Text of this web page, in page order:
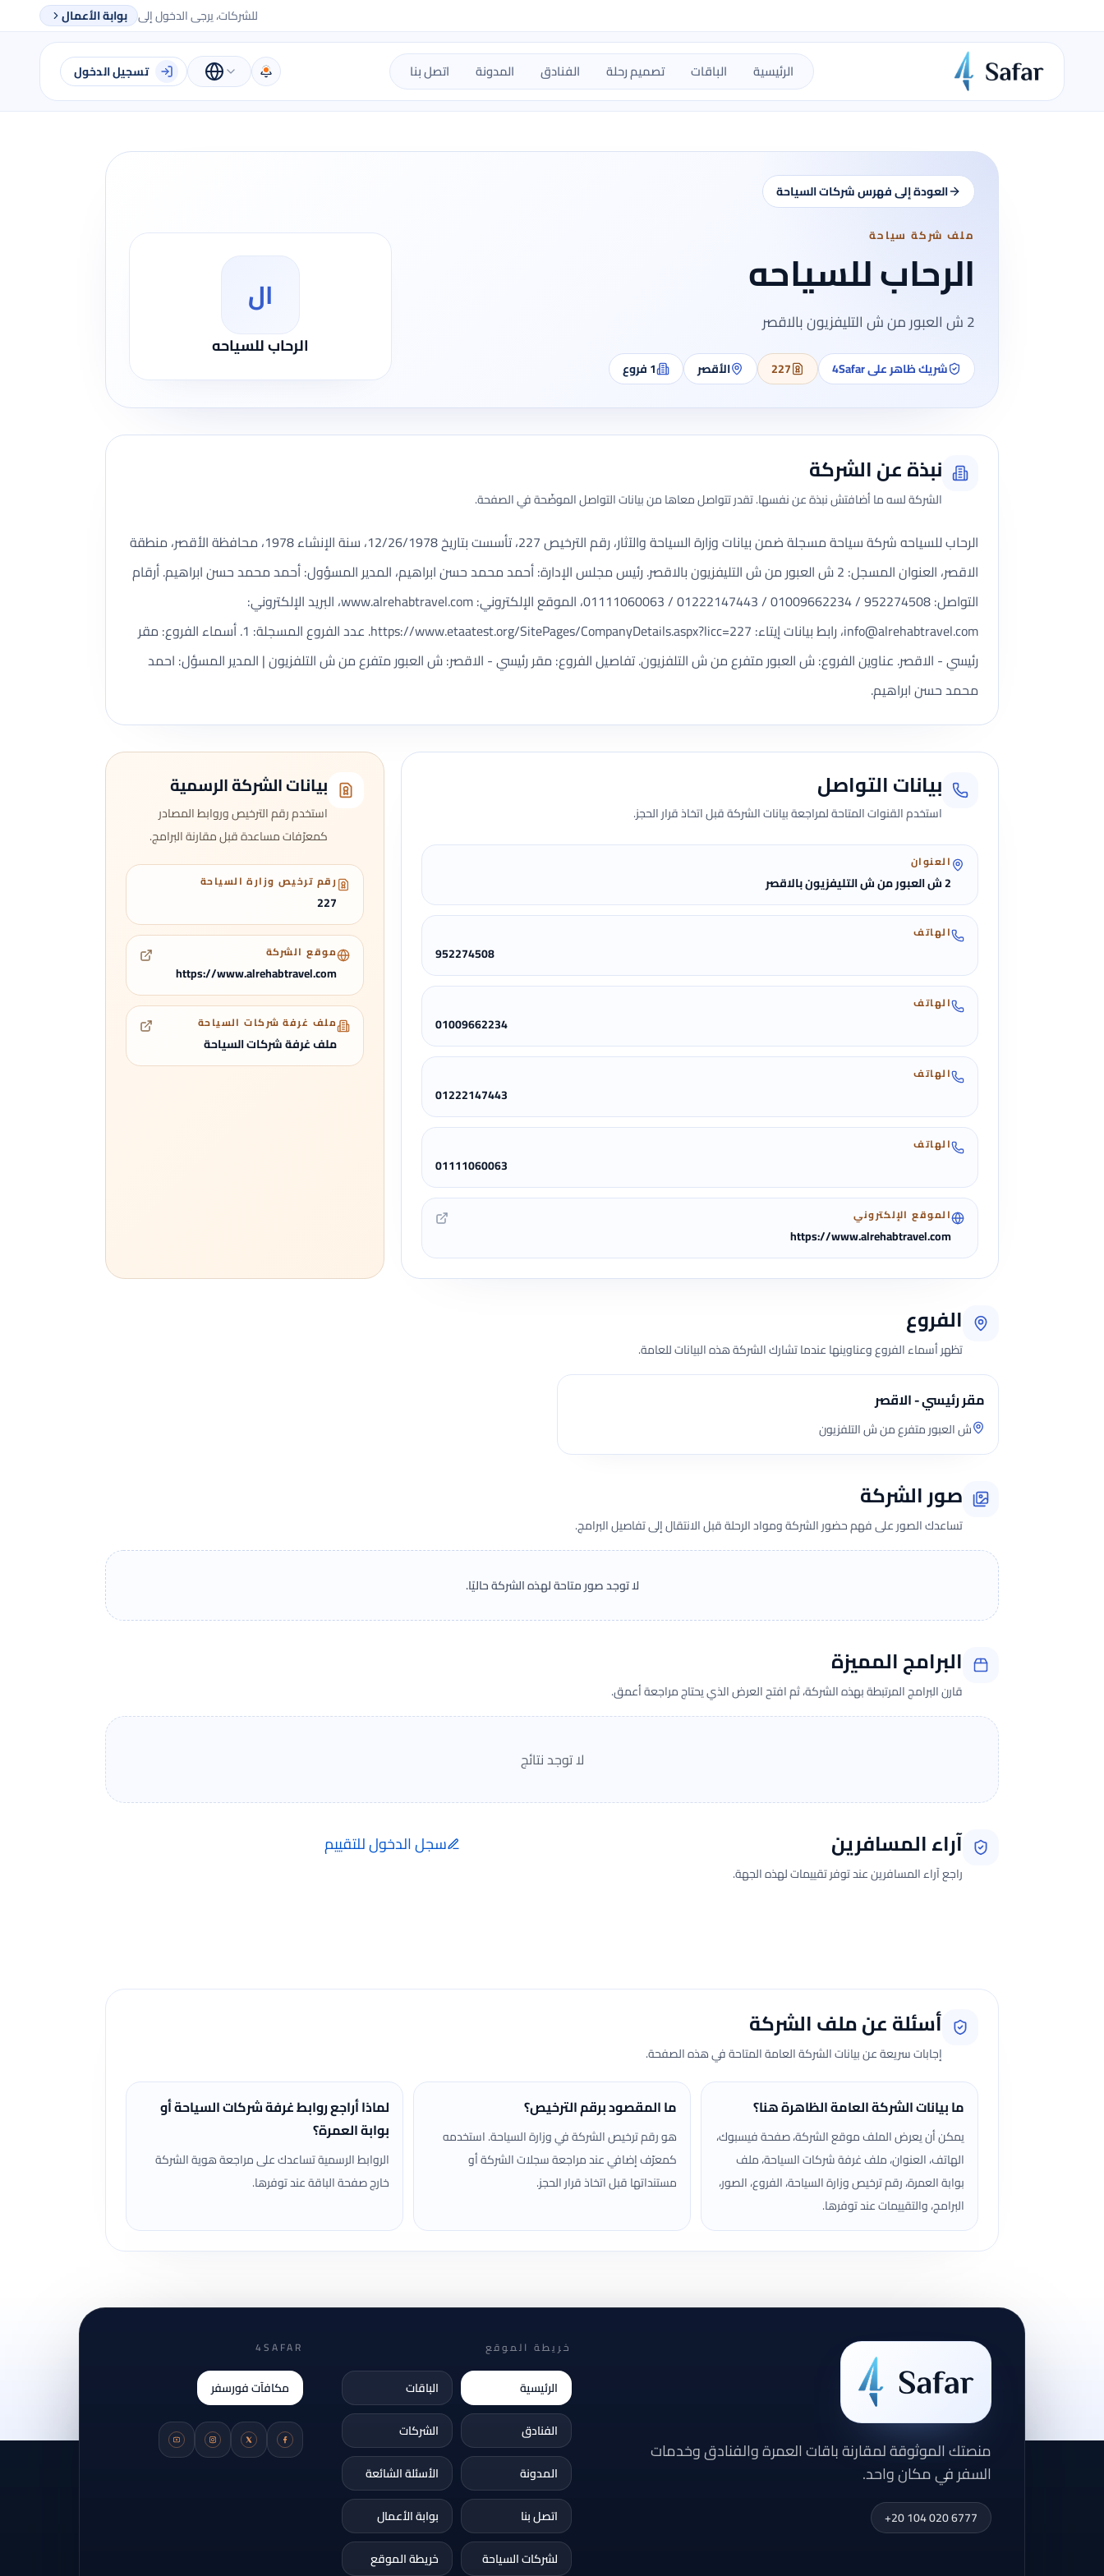
للشركات، يرجى الدخول إلى بوابة الأعمال
الرئيسية الباقات تصميم رحلة الفنادق المدونة اتصل بنا تسجيل الدخول
العودة إلى فهرس شركات السياحة
ملف شركة سياحة
الرحاب للسياحه
2 ش العبور من ش التليفزيون بالاقصر
شريك ظاهر على 4Safar 227 الأقصر 1فروع
ال
الرحاب للسياحه
نبذة عن الشركة
الشركة لسه ما أضافتش نبذة عن نفسها. تقدر تتواصل معاها من بيانات التواصل الموضّحة في الصفحة.
الرحاب للسياحه شركة سياحة مسجلة ضمن بيانات وزارة السياحة والآثار، رقم الترخيص 227، تأسست بتاريخ 12/26/1978، سنة الإنشاء 1978، محافظة الأقصر، منطقة
الاقصر، العنوان المسجل: 2 ش العبور من ش التليفزيون بالاقصر. رئيس مجلس الإدارة: أحمد محمد حسن ابراهيم، المدير المسؤول: أحمد محمد حسن ابراهيم. أرقام
التواصل: 952274508 / 01009662234 / 01222147443 / 01111060063، الموقع الإلكتروني: www.alrehabtravel.com، البريد الإلكتروني:
info@alrehabtravel.com
، رابط بيانات إيتاء: https://www.etaatest.org/SitePages/CompanyDetails.aspx?licc=227. عدد الفروع المسجلة: 1. أسماء الفروع: مقر
رئيسي - الاقصر. عناوين الفروع: ش العبور متفرع من ش التلفزيون. تفاصيل الفروع: مقر رئيسي - الاقصر: ش العبور متفرع من ش التلفزيون | المدير المسؤل: احمد
محمد حسن ابراهيم.
بيانات التواصل
استخدم القنوات المتاحة لمراجعة بيانات الشركة قبل اتخاذ قرار الحجز.
العنوان
2 ش العبور من ش التليفزيون بالاقصر
الهاتف
952274508
الهاتف
01009662234
الهاتف
01222147443
الهاتف
01111060063
الموقع الإلكتروني
https://www.alrehabtravel.com
بيانات الشركة الرسمية
استخدم رقم الترخيص وروابط المصادر
كمعرّفات مساعدة قبل مقارنة البرامج.
رقم ترخيص وزارة السياحة
227
موقع الشركة
https://www.alrehabtravel.com
ملف غرفة شركات السياحة
ملف غرفة شركات السياحة
الفروع
تظهر أسماء الفروع وعناوينها عندما تشارك الشركة هذه البيانات للعامة.
مقر رئيسي - الاقصر
ش العبور متفرع من ش التلفزيون
صور الشركة
تساعدك الصور على فهم حضور الشركة ومواد الرحلة قبل الانتقال إلى تفاصيل البرامج.
لا توجد صور متاحة لهذه الشركة حاليًا.
البرامج المميزة
قارن البرامج المرتبطة بهذه الشركة، ثم افتح العرض الذي يحتاج مراجعة أعمق.
لا توجد نتائج
آراء المسافرين
راجع آراء المسافرين عند توفر تقييمات لهذه الجهة.
سجل الدخول للتقييم
أسئلة عن ملف الشركة
إجابات سريعة عن بيانات الشركة العامة المتاحة في هذه الصفحة.
ما بيانات الشركة العامة الظاهرة هنا؟
يمكن أن يعرض الملف موقع الشركة، صفحة فيسبوك،
الهاتف، العنوان، ملف غرفة شركات السياحة، ملف
بوابة العمرة، رقم ترخيص وزارة السياحة، الفروع، الصور،
البرامج، والتقييمات عند توفرها.
ما المقصود برقم الترخيص؟
هو رقم ترخيص الشركة في وزارة السياحة. استخدمه
كمعرّف إضافي عند مراجعة سجلات الشركة أو
مستنداتها قبل اتخاذ قرار الحجز.
لماذا أراجع روابط غرفة شركات السياحة أو
بوابة العمرة؟
الروابط الرسمية تساعدك على مراجعة هوية الشركة
خارج صفحة الباقة عند توفرها.
منصتك الموثوقة لمقارنة باقات العمرة والفنادق وخدمات
السفر في مكان واحد.
+20 104 020 6777
خريطة الموقع
الرئيسية
الباقات
الفنادق
الشركات
المدونة
الأسئلة الشائعة
اتصل بنا
بوابة الأعمال
لشركات السياحة
خريطة الموقع
4SAFAR
مكافآت فورسفر